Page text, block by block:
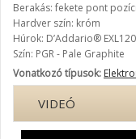
Berakás: fekete pont
Hardver szín: króm
Húrok: D’Addario® EXL120
Szín: PGR - Pale Graphite
Vonatkozó típusok:
VIDEÓ